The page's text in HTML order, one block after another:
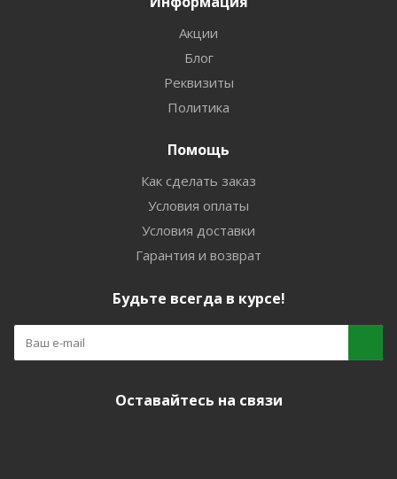
Акции
Блог
Реквизиты
Политика
Помощь
Как сделать заказ
Условия оплаты
Условия доставки
Гарантия и возврат
Будьте всегда в курсе!
Оставайтесь на связи